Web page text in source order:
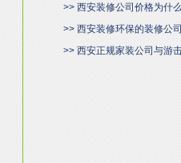
>> 西安装修公司价格为什
>> 西安装修环保的装修公
>> 西安正规家装公司与游